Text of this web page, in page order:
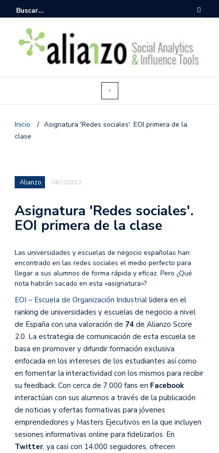
Inicio / Asignatura 'Redes sociales'. EOI primera de la
clase
Alianzo 04/10/2012
Asignatura 'Redes sociales'.
EOI primera de la clase
Las universidades y escuelas de negocio españolas han
encontrado en las redes sociales el medio perfecto para
llegar a sus alumnos de forma rápida y eficaz. Pero ¿Qué
nota habrán sacado en esta «asignatura»?
EOI – Escuela de Organización Industrial lidera en el
ranking de universidades y escuelas de negocio a nivel
de España con una valoración de 74 de Alianzo Score
2.0. La estrategia de comunicación de esta escuela se
basa en promover y difundir formación exclusiva
enfocada en los intereses de los estudiantes así como
en fomentar la interactividad con los mismos para recibir
su feedback. Con cerca de 7.000 fans en Facebook
interactúan con sus alumnos a través de la publicación
de noticias y ofertas formativas para jóvenes
emprendedores y Masters Ejecutivos en la que incluyen
sesiones informativas online para fidelizarlos. En
Twitter, ya casi con 14.000 seguidores, ofrecen